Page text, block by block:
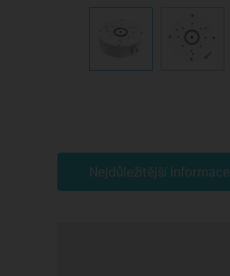
Nejdůležitější informace